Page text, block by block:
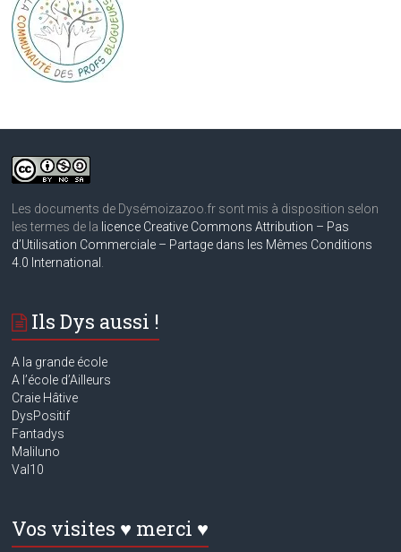
Les documents de Dysémoizazoo.fr sont mis à disposition selon
les termes de la licence Creative Commons Attribution – Pas
d’Utilisation Commerciale – Partage dans les Mêmes Conditions
4.0 International
Ils Dys aussi !
A la grande école
A l’école d’Ailleurs
Craie Hâtive
DysPositif
Fantadys
Maliluno
Val10
Vos visites ♥ merci ♥